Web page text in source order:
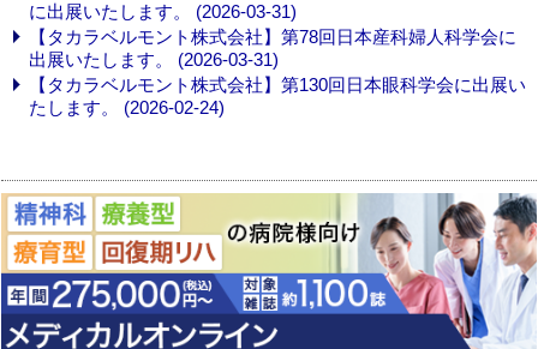
に出展いたします。 (2026-03-31)
【タカラベルモント株式会社】第78回日本産科婦人科学会に
出展いたします。 (2026-03-31)
【タカラベルモント株式会社】第130回日本眼科学会に出展い
たします。 (2026-02-24)